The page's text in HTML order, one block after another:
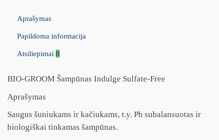
Aprašymas
Papildoma informacija
Atsiliepimai 0
BIO-GROOM Šampūnas Indulge Sulfate-Free
Aprašymas
Saugus šuniukams ir kačiukams, t.y. Ph subalansuotas ir
biologiškai tinkamas šampūnas.